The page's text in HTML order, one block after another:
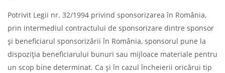
Potrivit Legii nr. 32/1994 privind sponsorizarea în România,
prin intermediul contractului de sponsorizare dintre sponsor
și beneficiarul sponsorizării în România, sponsorul pune la
dispoziția beneficiarului bunuri sau mijloace materiale pentru
un scop bine determinat. Ca și în cazul încheierii oricărui tip